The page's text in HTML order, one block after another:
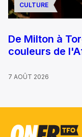
CULTURE
De Milton à
couleurs de
7 AOÛT 2026